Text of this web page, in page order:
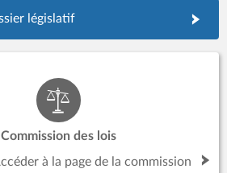
législatif
Commission des lois
à la page de la commission